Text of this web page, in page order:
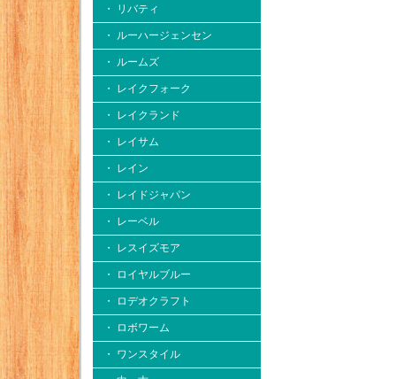
・ リバティ
・ ルーハージェンセン
・ ルームズ
・ レイクフォーク
・ レイクランド
・ レイサム
・ レイン
・ レイドジャパン
・ レーベル
・ レスイズモア
・ ロイヤルブルー
・ ロデオクラフト
・ ロボワーム
・ ワンスタイル